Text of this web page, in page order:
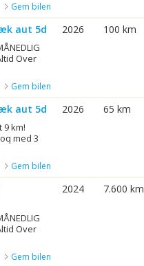
Gem bilen
aut 5d
Over
Gem bilen
2026 100 km
aut 5d
9 km!
med 3
Gem bilen
2026 65 km
Over
Gem bilen
2024 7.600 km